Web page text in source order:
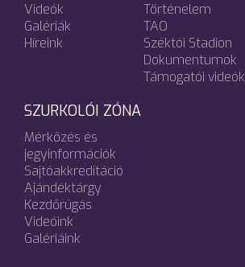
Videók
Galériák
Híreink
Történelem
TAO
Széktói Stadion
Dokumentumok
Támogatói videók
SZURKOLÓI ZÓNA
Mérkőzés és
jegyinformációk
Sajtóakkreditáció
Ajándéktárgy
Kezdőrúgás
Videóink
Galériáink